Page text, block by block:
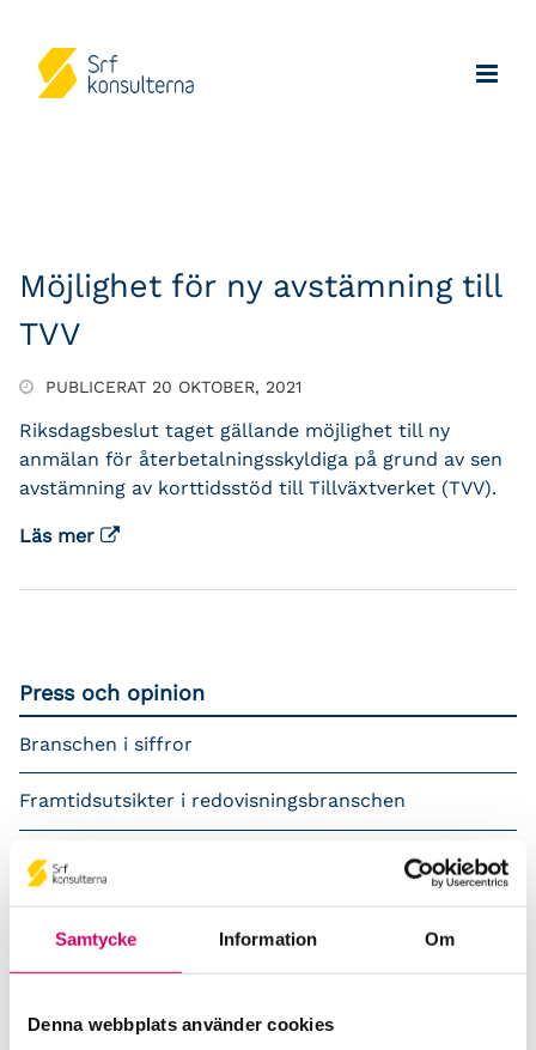
Samtycke Information Om
Denna webbplats använder cookies
Möjlighet för ny avstämning till
TVV
PUBLICERAT 20 OKTOBER, 2021
Riksdagsbeslut taget gällande möjlighet till ny
anmälan för återbetalningsskyldiga på grund av sen
avstämning av korttidsstöd till Tillväxtverket (TVV).
Läs mer
Press och opinion
Branschen i siffror
Framtidsutsikter i redovisningsbranschen
Prenumerera på våra nyhetsbrev
Pressrum
Påverkansarbete
Remisser